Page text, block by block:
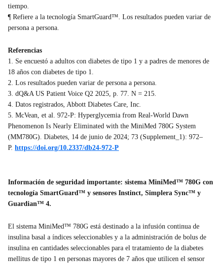
tiempo.
¶ Refiere a la tecnología SmartGuard™. Los resultados pueden variar de
persona a persona.
Referencias
1. Se encuestó a adultos con diabetes de tipo 1 y a padres de menores de
18 años con diabetes de tipo 1.
2. Los resultados pueden variar de persona a persona.
3. dQ&A US Patient Voice Q2 2025, p. 77. N = 215.
4. Datos registrados, Abbott Diabetes Care, Inc.
5. McVean, et al. 972-P: Hyperglycemia from Real-World Dawn
Phenomenon Is Nearly Eliminated with the MiniMed 780G System
(MM780G). Diabetes, 14 de junio de 2024; 73 (Supplement_1): 972–
P. https://doi.org/10.2337/db24-972-P
Información de seguridad importante: sistema MiniMed™ 780G con
tecnología SmartGuard™ y sensores Instinct, Simplera Sync™ y
Guardian™ 4.
El sistema MiniMed™ 780G está destinado a la infusión continua de
insulina basal a índices seleccionables y a la administración de bolus de
insulina en cantidades seleccionables para el tratamiento de la diabetes
mellitus de tipo 1 en personas mayores de 7 años que utilicen el sensor